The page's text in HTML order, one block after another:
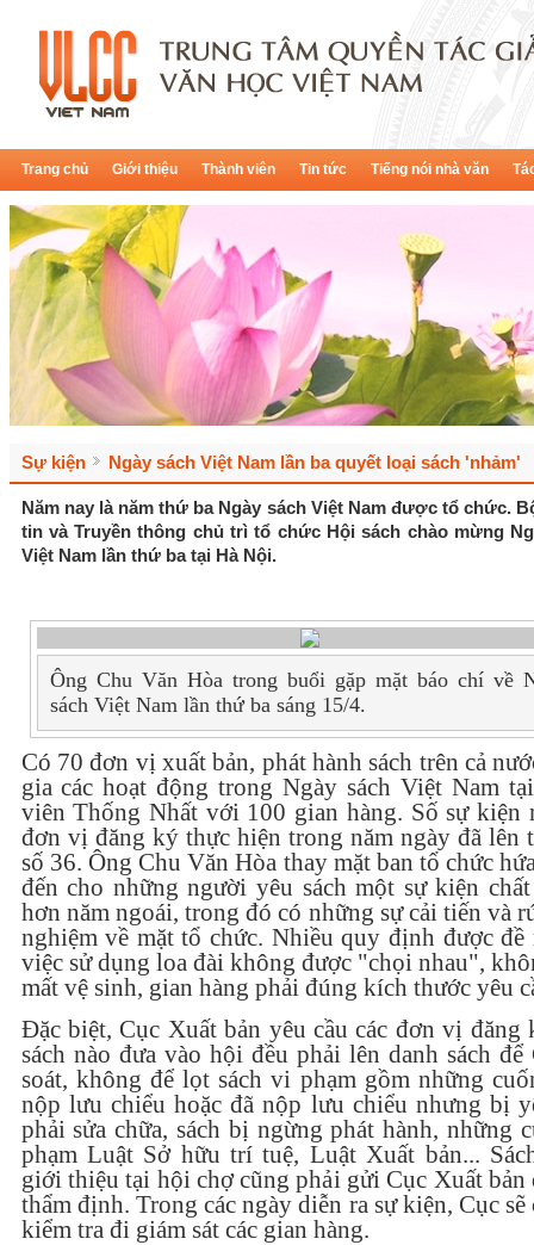
Trang chủ Giới thiệu Thành viên Tin tức Tiếng nói nhà văn
Sự kiện Ngày sách Việt Nam lần ba quyết loại sách 'nhảm'
Năm nay là năm thứ ba Ngày sách Việt Nam được tổ chức.
tin và Truyền thông chủ trì tổ chức Hội sách chào mừng
Việt Nam lần thứ ba tại Hà Nội.
Ông Chu Văn Hòa trong buổi gặp mặt báo chí về
sách Việt Nam lần thứ ba sáng 15/4.
Có 70 đơn vị xuất bản, phát hành sách trên cả
gia các hoạt động trong Ngày sách Việt Nam
viên Thống Nhất với 100 gian hàng. Số sự kiện
đơn vị đăng ký thực hiện trong năm ngày đã lên
số 36. Ông Chu Văn Hòa thay mặt ban tổ chức
đến cho những người yêu sách một sự kiện
hơn năm ngoái, trong đó có những sự cải tiến và
nghiệm về mặt tổ chức. Nhiều quy định được đề
việc sử dụng loa đài không được "chọi nhau",
mất vệ sinh, gian hàng phải đúng kích thước yêu
Đặc biệt, Cục Xuất bản yêu cầu các đơn vị đăng
sách nào đưa vào hội đều phải lên danh sách để
soát, không để lọt sách vi phạm gồm những
nộp lưu chiểu hoặc đã nộp lưu chiểu nhưng bị
phải sửa chữa, sách bị ngừng phát hành, những
phạm Luật Sở hữu trí tuệ, Luật Xuất bản...
giới thiệu tại hội chợ cũng phải gửi Cục Xuất bản
thẩm định. Trong các ngày diễn ra sự kiện, Cục sẽ
kiểm tra đi giám sát các gian hàng.